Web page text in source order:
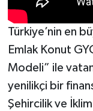
Türkiye’nin en
Emlak Konut
Modeli” ile
yenilikçi bir
Şehircilik ve